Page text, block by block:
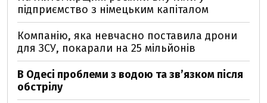
підприємство з німецьким капіталом
Компанію, яка невчасно поставила дрони
для ЗСУ, покарали на 25 мільйонів
В Одесі проблеми з водою та звʼязком після
обстрілу